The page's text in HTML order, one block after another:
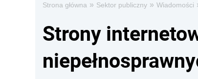
Strona główna » Sektor publiczny » Wiadomości
Strony